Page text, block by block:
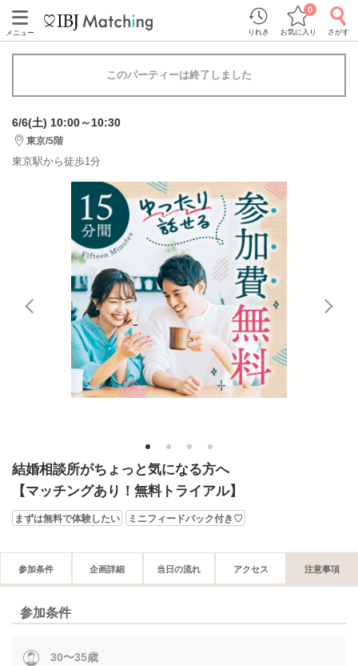
メニュー りれき お気に入り
0
さがす
このパーティーは終了しました
6/6(土) 10:00～10:30
東京/5階
東京駅から徒歩1分
1 2 3 4
結婚相談所がちょっと気になる方へ
【マッチングあり！無料トライアル】
まずは無料で体験したい ミニフィードバック付き♡
参加条件 企画詳細 当日の流れ アクセス 注意事項
参加条件
30〜35歳